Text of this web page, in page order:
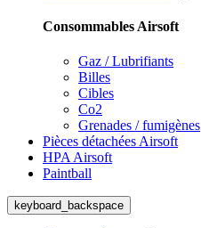
Consommables Airsoft
Gaz / Lubrifiants
Billes
Cibles
Co2
Grenades / fumigènes
Pièces détachées Airsoft
HPA Airsoft
Paintball
keyboard_backspace